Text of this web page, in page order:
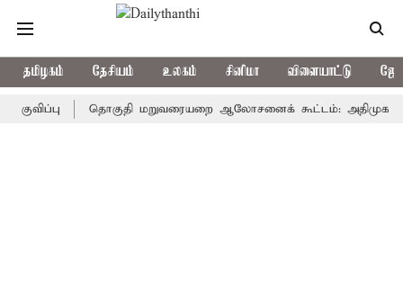
தமிழகம் தேசியம் உலகம் சினிமா விளையாட்டு
தொகுதி மறுவரையறை ஆலோசனைக் கூட்டம்: அதிமுக எம்பிக்கள்